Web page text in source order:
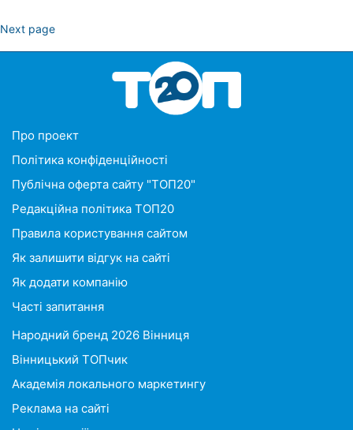
Next page
Про проект
Політика конфіденційності
Публічна оферта сайту "ТОП20"
Редакційна політика ТОП20
Правила користування сайтом
Як залишити відгук на сайті
Як додати компанію
Часті запитання
Народний бренд 2026 Вінниця
Вінницький ТОПчик
Академія локального маркетингу
Реклама на сайті